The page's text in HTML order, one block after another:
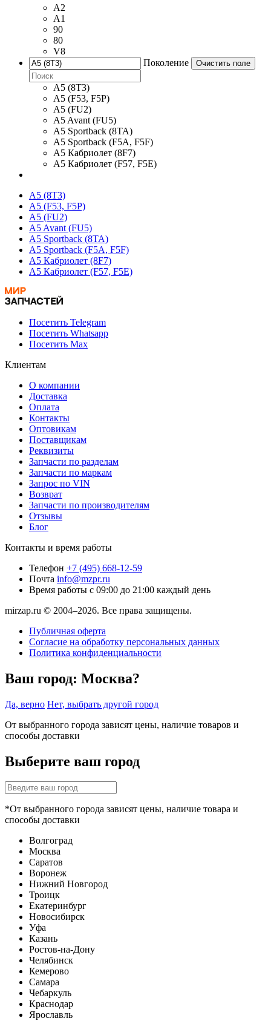
A2
A1
90
80
V8
Поколение
Очистить поле
A5 (8T3)
A5 (F53, F5P)
A5 (FU2)
A5 Avant (FU5)
A5 Sportback (8TA)
A5 Sportback (F5A, F5F)
A5 Кабриолет (8F7)
A5 Кабриолет (F57, F5E)
A5 (8T3)
A5 (F53, F5P)
A5 (FU2)
A5 Avant (FU5)
A5 Sportback (8TA)
A5 Sportback (F5A, F5F)
A5 Кабриолет (8F7)
A5 Кабриолет (F57, F5E)
Посетить Telegram
Посетить Whatsapp
Посетить Max
Клиентам
О компании
Доставка
Оплата
Контакты
Оптовикам
Поставщикам
Реквизиты
Запчасти по разделам
Запчасти по маркам
Запрос по VIN
Возврат
Запчасти по производителям
Отзывы
Блог
Контакты и время работы
Телефон +7 (495) 668-12-59
Почта info@mzpr.ru
Время работы с 09:00 до 21:00 каждый день
mirzap.ru © 2004–2026. Все права защищены.
Публичная оферта
Согласие на обработку персональных данных
Политика конфиденциальности
Ваш город: Москва?
Да, верно Нет, выбрать другой город
От выбранного города зависят цены, наличие товаров и
способы доставки
Выберите ваш город
*От выбранного города зависят цены, наличие товара и
способы доставки
Волгоград
Москва
Саратов
Воронеж
Нижний Новгород
Троицк
Екатеринбург
Новосибирск
Уфа
Казань
Ростов-на-Дону
Челябинск
Кемерово
Самара
Чебаркуль
Краснодар
Ярославль